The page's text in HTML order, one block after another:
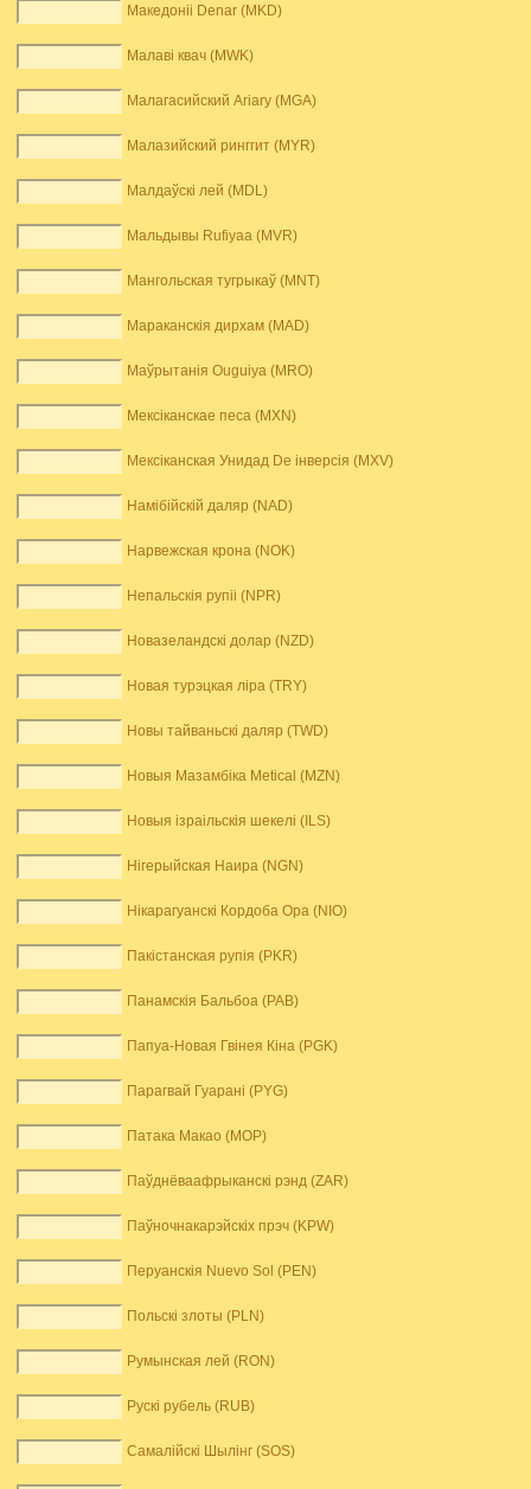
Македоніі Denar (MKD)
Малаві квач (MWK)
Малагасийский Ariary (MGA)
Малазийский ринггит (MYR)
Малдаўскі лей (MDL)
Мальдывы Rufiyaa (MVR)
Мангольская тугрыкаў (MNT)
Мараканскія дирхам (MAD)
Маўрытанія Ouguiya (MRO)
Мексіканскае песа (MXN)
Мексіканская Унидад De інверсія (MXV)
Намібійскій даляр (NAD)
Нарвежская крона (NOK)
Непальскія рупіі (NPR)
Новазеландскі долар (NZD)
Новая турэцкая ліра (TRY)
Новы тайваньскі даляр (TWD)
Новыя Мазамбіка Metical (MZN)
Новыя ізраільскія шекелі (ILS)
Нігерыйская Наира (NGN)
Нікарагуанскі Кордоба Ора (NIO)
Пакістанская рупія (PKR)
Панамскія Бальбоа (PAB)
Папуа-Новая Гвінея Кіна (PGK)
Парагвай Гуарані (PYG)
Патака Макао (MOP)
Паўднёваафрыканскі рэнд (ZAR)
Паўночнакарэйскіх прэч (KPW)
Перуанскія Nuevo Sol (PEN)
Польскі злоты (PLN)
Румынская лей (RON)
Рускі рубель (RUB)
Самалійскі Шылінг (SOS)